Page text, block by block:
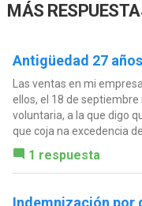
MÁS
Antigüedad 27
Las ventas en mi
ellos, el 18 de
voluntaria, a la que digo
que coja na excedencia
1 respuesta
Indemnización por